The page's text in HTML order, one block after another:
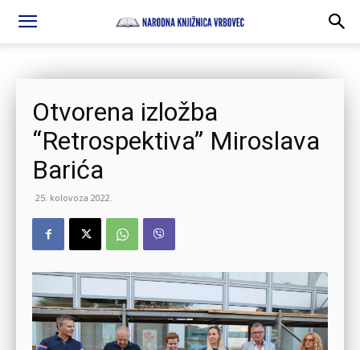
Otvorena izložba
“Retrospektiva” Miroslava
Barića
25. kolovoza 2022.